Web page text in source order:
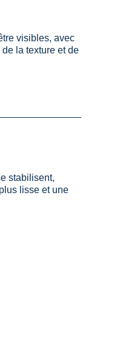
visibles, avec
la texture et de
stabilisent,
lisse et une